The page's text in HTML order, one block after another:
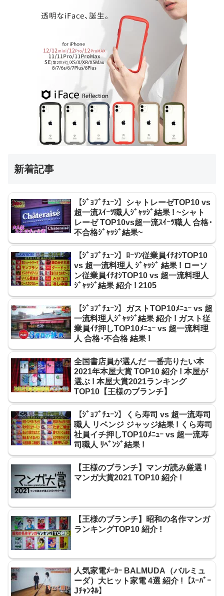
新着記事
【ｼﾞｮﾌﾞﾁｭｰﾝ】シャトレーゼTOP10 vs
超一流ｽｲｰﾂ職人ｼﾞｬｯｼﾞ結果 ! ~シャト
レーゼ TOP10vs超一流ｽｲｰﾂ職人 合格･
不合格ｼﾞｬｯｼﾞ結果~
【ｼﾞｮﾌﾞﾁｭｰﾝ】ﾛｰｿﾝ従業員ｲﾁｵｼTOP10
vs 超一流料理人 ｼﾞｬｯｼﾞ 結果 ! ローソ
ン従業員ｲﾁｵｼTOP10 vs 超一流料理人
ｼﾞｬｯｼﾞ結果 紹介 ! 2105
【ｼﾞｮﾌﾞﾁｭｰﾝ】ガストTOP10ﾒﾆｭｰ vs 超
一流料理人ｼﾞｬｯｼﾞ結果 紹介 ! ガスト従
業員ｲﾁ押しTOP10ﾒﾆｭｰ vs 超一流料理
人 合格･不合格 結果 !
全国書店員が選んだ 一番売りたい本
2021年本屋大賞 TOP10 紹介 ! 本屋が
選ぶ ! 本屋大賞2021ランキング
TOP10【王様のブランチ】
【ｼﾞｮﾌﾞﾁｭｰﾝ】くら寿司 vs 超一流寿司
職人 リベンジ ジャッジ結果 ! くら寿司
社員イチ押しTOP10ﾒﾆｭｰ vs 超一流寿
司職人 ﾘﾍﾞﾝｼﾞ結果 !
【王様のブランチ】マンガ読み厳選 !
マンガ大賞2021 TOP10 紹介 !
【王様のブランチ】昭和の名作マンガ
ランキングTOP10 紹介 !
人気家電ﾒｰｶｰ BALMUDA（バルミュ
ーダ）大ヒット家電 4選 紹介 !【ｽｰﾊﾟｰ
Jﾁｬﾝﾈﾙ】